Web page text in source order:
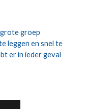
grote groep
leggen en snel te
er in ieder geval